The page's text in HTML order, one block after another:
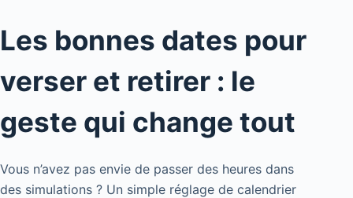
Les bonnes dates pour
verser et retirer : le
geste qui change tout
Vous n’avez pas envie de passer des heures dans
des simulations ? Un simple réglage de calendrier